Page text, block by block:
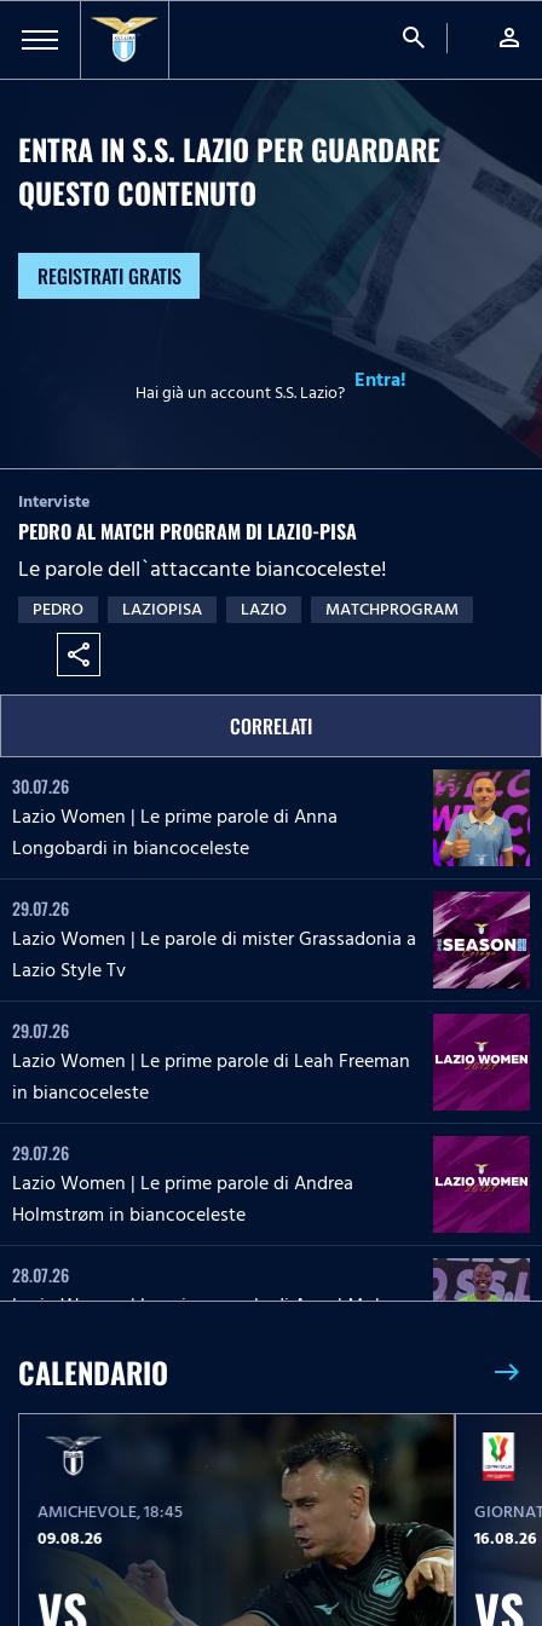
search person
ENTRA IN S.S. LAZIO PER GUARDARE
QUESTO CONTENUTO
REGISTRATI GRATIS
Hai già un account S.S. Lazio? Entra!
Interviste
PEDRO AL MATCH PROGRAM DI LAZIO-PISA
Le parole dell`attaccante biancoceleste!
PEDRO LAZIOPISA LAZIO MATCHPROGRAM
share
CORRELATI
30.07.26
Lazio Women | Le prime parole di Anna
Longobardi in biancoceleste
29.07.26
Lazio Women | Le parole di mister Grassadonia a
Lazio Style Tv
29.07.26
Lazio Women | Le prime parole di Leah Freeman
in biancoceleste
29.07.26
Lazio Women | Le prime parole di Andrea
Holmstrøm in biancoceleste
28.07.26
Lazio Women | Le prime parole di Angel Mukasa
Lazio Women | Le parole di Martina Zanoli a
Lazio Style Tv
27.07.26
Lazio Women | Le prime parole di Carlotta Masu
in biancoceleste
CALENDARIO east
AMICHEVOLE, 18:45
09.08.26
VS
16.08.26
VS